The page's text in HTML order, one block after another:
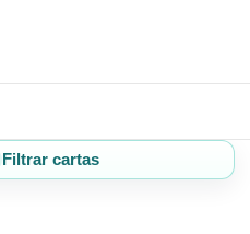
Filtrar cartas